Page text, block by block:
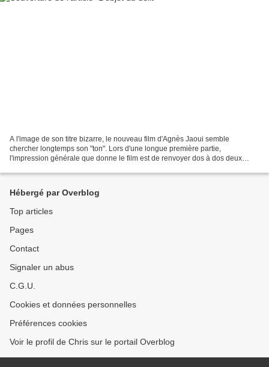
A l'image de son titre bizarre, le nouveau film d'Agnès Jaoui semble
chercher longtemps son "ton". Lors d'une longue première partie,
l'impression générale que donne le film est de renvoyer dos à dos deux
Hébergé par Overblog
Top articles
Pages
Contact
Signaler un abus
C.G.U.
Cookies et données personnelles
Préférences cookies
Voir le profil de Chris sur le portail Overblog